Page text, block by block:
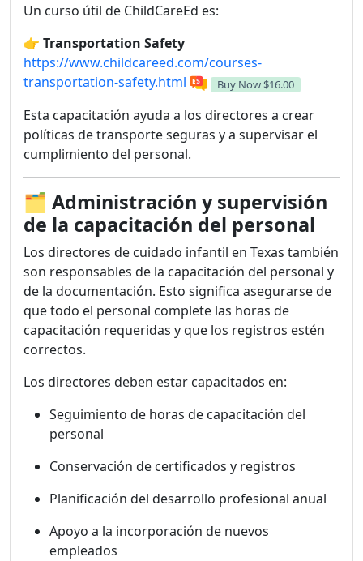
Un curso útil de ChildCareEd es:
👉 Transportation Safety
https://www.childcareed.com/courses-
transportation-safety.html
Buy Now $16.00
Esta capacitación ayuda a los directores a crear
políticas de transporte seguras y a supervisar el
cumplimiento del personal.
🗂️ Administración y supervisión
de la capacitación del personal
Los directores de cuidado infantil en Texas también
son responsables de la capacitación del personal y
de la documentación. Esto significa asegurarse de
que todo el personal complete las horas de
capacitación requeridas y que los registros estén
correctos.
Los directores deben estar capacitados en:
Seguimiento de horas de capacitación del
personal
Conservación de certificados y registros
Planificación del desarrollo profesional anual
Apoyo a la incorporación de nuevos
empleados